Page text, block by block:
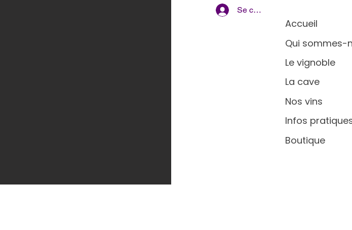
Se connecter
Accueil
Qui sommes-
Le vignoble
La cave
Nos vins
Infos
Boutique